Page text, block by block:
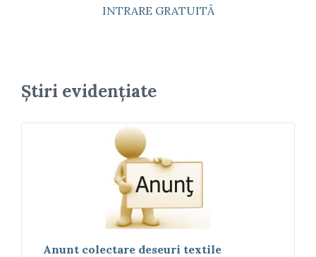
INTRARE GRATUITĂ
Știri evidențiate
Anunt colectare deseuri textile